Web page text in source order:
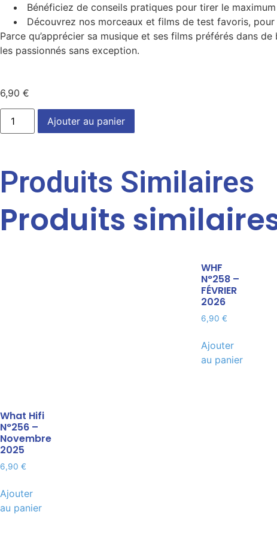
⁠Bénéficiez de conseils pratiques pour tirer le
⁠Découvrez nos morceaux et films de test favoris,
Parce qu’apprécier sa musique et ses films préférés dans
les passionnés sans exception.
6,90 €
Ajouter au panier
Produits Similaires
Produits
WHF
N°258 –
FÉVRIER
2026
6,90 €
Ajouter
au panier
What Hifi
N°256 –
Novembre
2025
6,90 €
Ajouter
au panier